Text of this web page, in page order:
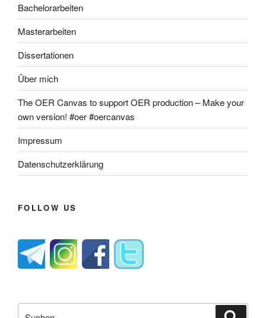
Bachelorarbeiten
Masterarbeiten
Dissertationen
Über mich
The OER Canvas to support OER production – Make your
own version! #oer #oercanvas
Impressum
Datenschutzerklärung
FOLLOW US